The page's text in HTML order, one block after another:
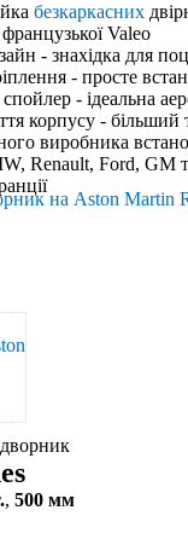
безкаркасних
Valeo
- знахідка для
- просте
- ідеальна
корпусу - більший
виробника
Renault, Ford, GM
дворник
, 500 мм